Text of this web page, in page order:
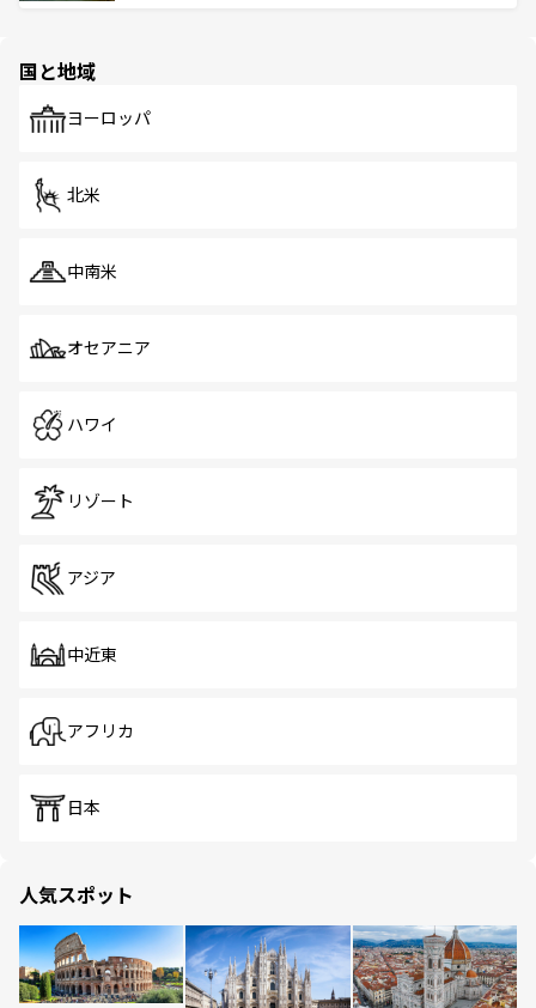
で、ホーカーズは地元の風情を楽しめる外せないスポット
国と地域
ヨーロッパ
北米
中南米
オセアニア
ハワイ
リゾート
アジア
中近東
アフリカ
日本
人気スポット